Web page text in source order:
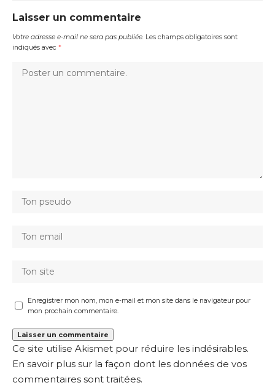
Laisser un commentaire
Votre adresse e-mail ne sera pas publiée. Les champs obligatoires sont
indiqués avec *
Enregistrer mon nom, mon e-mail et mon site dans le navigateur pour
mon prochain commentaire.
Ce site utilise Akismet pour réduire les indésirables.
En savoir plus sur la façon dont les données de vos
commentaires sont traitées.